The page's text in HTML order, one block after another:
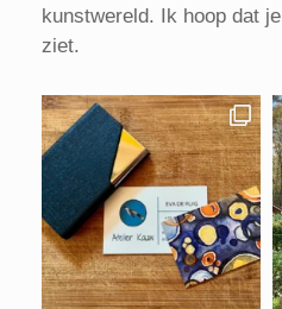
kunstwereld. Ik hoop dat
ziet.